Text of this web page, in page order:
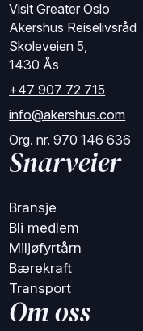
Visit Greater Oslo
Akershus Reiselivsråd
Skoleveien 5,
1430 Ås
+47 907 72 715
info@akershus.com
Org. nr. 970 146 636
Snarveier
Bransje
Bli medlem
Miljøfyrtårn
Bærekraft
Transport
Om oss